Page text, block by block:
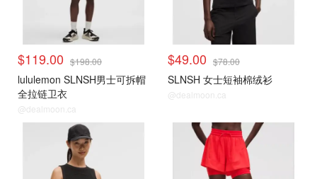
$119.00 $198.00
lululemon SLNSH男士可拆帽
全拉链卫衣
@dealmoon.ca
$49.00 $78.00
SLNSH 女士短袖棉绒衫
@dealmoon.ca